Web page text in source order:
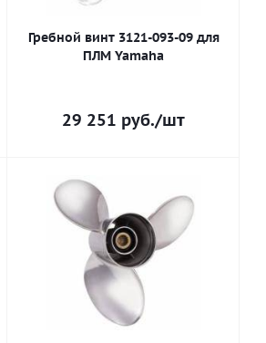
Гребной винт 3121-093-09 для
ПЛМ Yamaha
29 251 руб./шт